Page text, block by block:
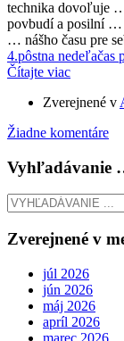
technika dovoľuje
povbudí a posilní …
… nášho času pre
4.pôstna nedeľačas
Čítajte viac
Zverejnené v
Žiadne komentáre
Vyhľadávanie
Zverejnené v
júl 2026
jún 2026
máj 2026
apríl 2026
marec 2026